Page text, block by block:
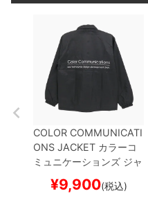
COLOR COMMUNICATI
ONS JACKET カラーコ
ミュニケーションズ ジャ
ケット RE-LETTER 201
2 COACHBLACKスケ
¥9,900(税込)